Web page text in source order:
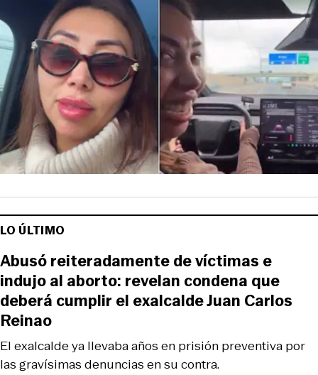
LO ÚLTIMO
El exalcalde ya llevaba años en prisión preventiva por
las gravísimas denuncias en su contra.
Abusó reiteradamente de víctimas e
indujo al aborto: revelan condena que
deberá cumplir el exalcalde Juan Carlos
Reinao